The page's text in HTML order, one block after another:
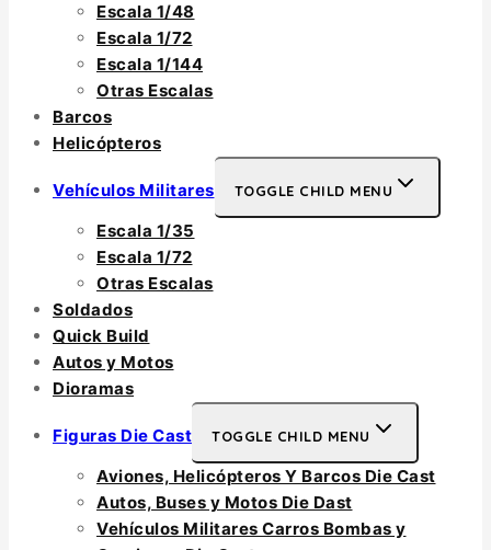
Escala 1/48
Escala 1/72
Escala 1/144
Otras Escalas
Barcos
Helicópteros
Vehículos Militares TOGGLE CHILD MENU
Escala 1/35
Escala 1/72
Otras Escalas
Soldados
Quick Build
Autos y Motos
Dioramas
Figuras Die Cast TOGGLE CHILD MENU
Aviones, Helicópteros Y Barcos Die Cast
Autos, Buses y Motos Die Dast
Vehículos Militares Carros Bombas y